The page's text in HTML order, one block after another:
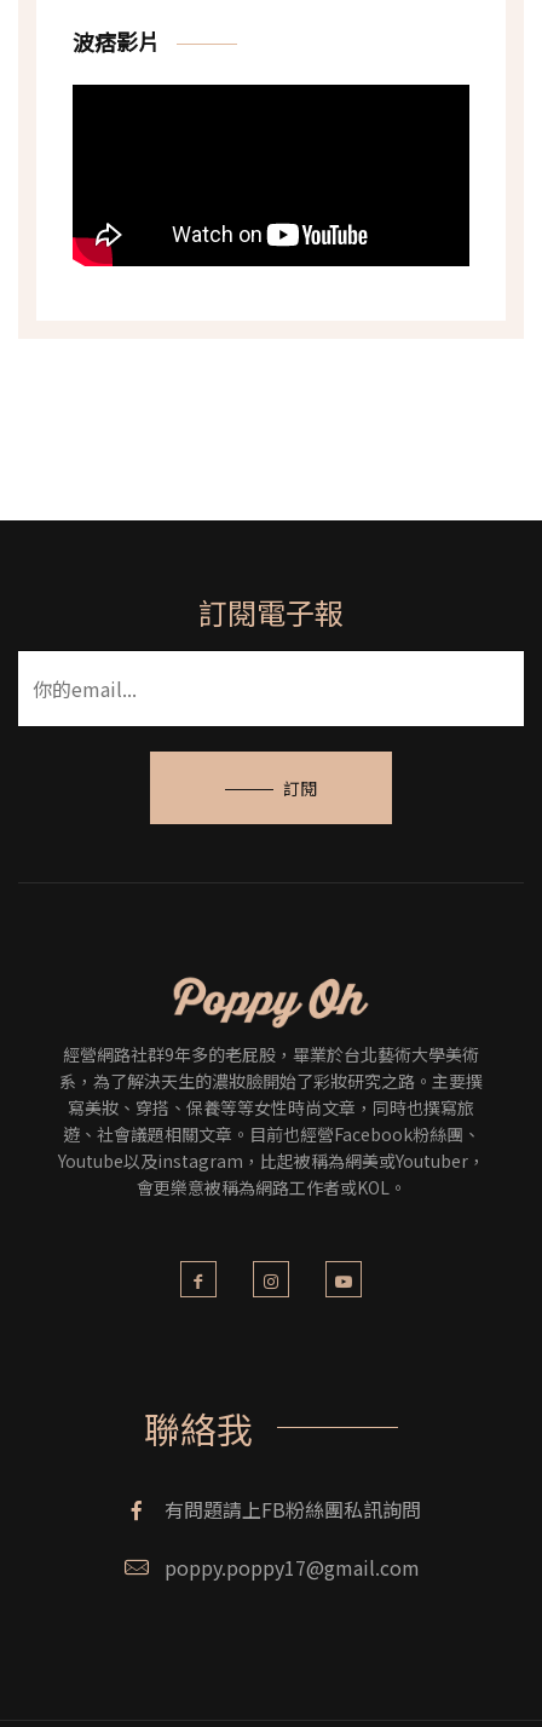
波痞影片
訂閱電子報
訂閱
經營網路社群9年多的老屁股，畢業於台北藝術大學美術
系，為了解決天生的濃妝臉開始了彩妝研究之路。主要撰
寫美妝、穿搭、保養等等女性時尚文章，同時也撰寫旅
遊、社會議題相關文章。目前也經營Facebook粉絲團、
Youtube以及instagram，比起被稱為網美或Youtuber，
會更樂意被稱為網路工作者或KOL。
聯絡我
有問題請上FB粉絲團私訊詢問
poppy.poppy17@gmail.com